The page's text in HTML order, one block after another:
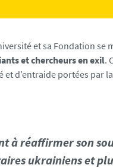
et sa Fondation se
et chercheurs en exil.
et d’entraide portées par
à réaffirmer son
ukrainiens et